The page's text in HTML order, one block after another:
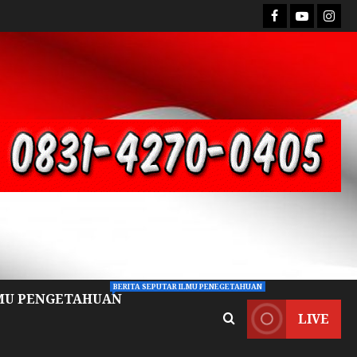
PENGETAHUAN
BERITA SEPUTAR ILMU PENEGETAHUAN
LIVE